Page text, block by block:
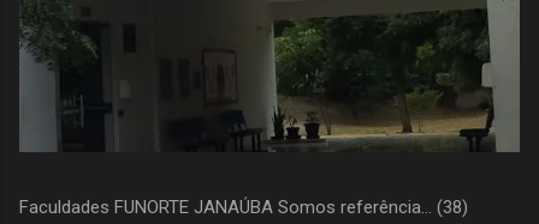
Faculdades FUNORTE JANAÚBA Somos referência... (38)